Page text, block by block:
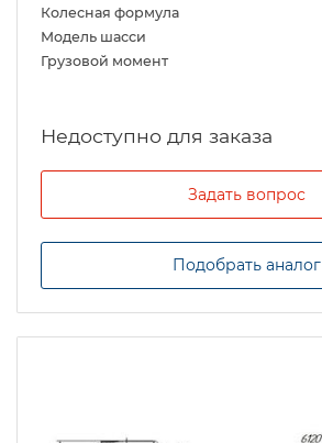
Колесная формула
Модель шасси
Грузовой момент
Задать вопрос
Подобрать аналог